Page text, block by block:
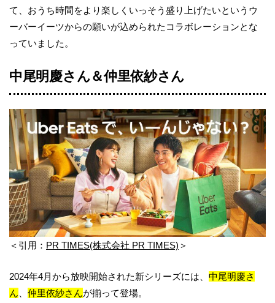
て、おうち時間をより楽しくいっそう盛り上げたいというウ
ーバーイーツからの願いが込められたコラボレーションとな
っていました。
中尾明慶さん＆仲里依紗さん
＜引用： PR TIMES(株式会社 PR TIMES) ＞
2024年4月から放映開始された新シリーズには、 中尾明慶さ
ん
仲里依紗さんが揃って登場。